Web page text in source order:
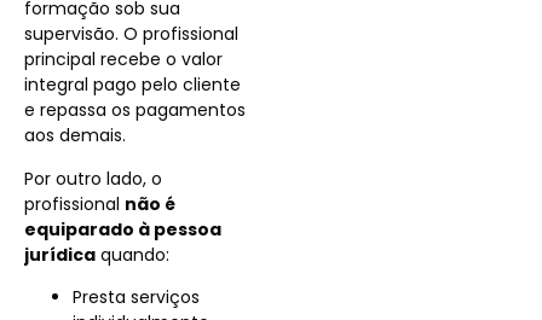
formação sob sua
supervisão. O profissional
principal recebe o valor
integral pago pelo cliente
e repassa os pagamentos
aos demais.
Por outro lado, o
profissional não é
equiparado à pessoa
jurídica quando:
Presta serviços